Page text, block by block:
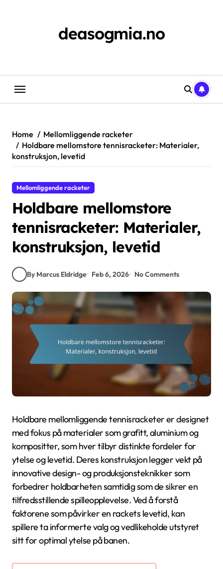
deasogmia.no
Home
Mellomliggende racketer
Holdbare mellomstore tennisracketer: Materialer,
konstruksjon, levetid
Mellomliggende racketer
Holdbare mellomstore
tennisracketer: Materialer,
konstruksjon, levetid
By Marcus Eldridge Feb 6, 2026 No Comments
Holdbare mellomliggende tennisracketer er designet
med fokus på materialer som grafitt, aluminium og
kompositter, som hver tilbyr distinkte fordeler for
ytelse og levetid. Deres konstruksjon legger vekt på
innovative design- og produksjonsteknikker som
forbedrer holdbarheten samtidig som de sikrer en
tilfredsstillende spilleopplevelse. Ved å forstå
faktorene som påvirker en rackets levetid, kan
spillere ta informerte valg og vedlikeholde utstyret
sitt for optimal ytelse på banen.